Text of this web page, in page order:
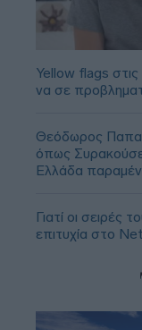
Yellow flags στις
να σε
Θεόδωρος
όπως
Ελλάδα
Γιατί οι σειρές
επιτυχία στο